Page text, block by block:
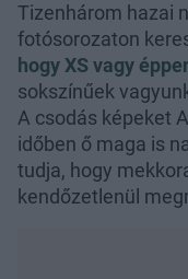
Tizenhárom hazai
fotósorozaton
hogy XS vagy
sokszínűek
A csodás képeket
időben ő maga is
tudja, hogy
kendőzetlenül